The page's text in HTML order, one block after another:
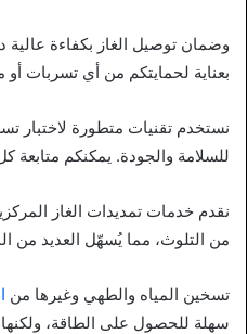
وضمان توصيل الغاز بكفاءة عالية
بعناية لحمايتكم من أي تسربات
نستخدم تقنيات متطورة لاختبار
للسلامة والجودة. يمكنكم
نقدم خدمات تمديدات الغاز
من التلوث، مما يُسهّل العديد من
تسخين المياه والطهي وغيرها من
سهلة للحصول على الطاقة،